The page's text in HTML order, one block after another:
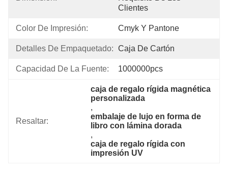
Clientes
Color De Impresión: Cmyk Y Pantone
Detalles De Empaquetado: Caja De Cartón
Capacidad De La Fuente: 1000000pcs
Resaltar:
caja de regalo rígida magnética
personalizada
,
embalaje de lujo en forma de
libro con lámina dorada
,
caja de regalo rígida con
impresión UV